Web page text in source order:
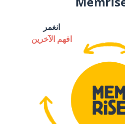
انغمر
افهم الآخرين